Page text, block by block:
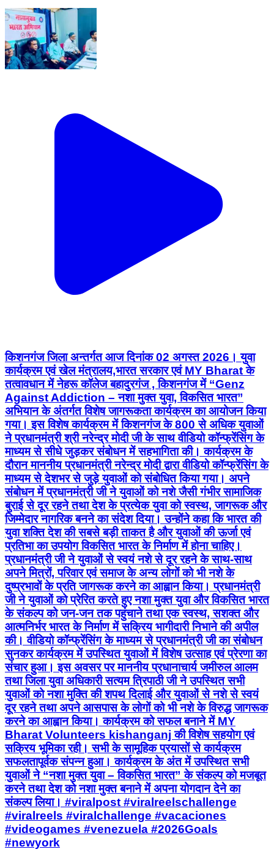
किशनगंज जिला अन्तर्गत आज दिनांक 02 अगस्त 2026। युवा
कार्यक्रम एवं खेल मंत्रालय,भारत सरकार एवं MY Bharat के
तत्वावधान में नेहरू कॉलेज बहादुरगंज , किशनगंज में “Genz
Against Addiction – नशा मुक्त युवा, विकसित भारत”
अभियान के अंतर्गत विशेष जागरूकता कार्यक्रम का आयोजन किया
गया। इस विशेष कार्यक्रम में किशनगंज के 800 से अधिक युवाओं
ने प्रधानमंत्री श्री नरेन्द्र मोदी जी के साथ वीडियो कॉन्फ्रेंसिंग के
माध्यम से सीधे जुड़कर संबोधन में सहभागिता की। कार्यक्रम के
दौरान माननीय प्रधानमंत्री नरेन्द्र मोदी द्वारा वीडियो कॉन्फ्रेंसिंग के
माध्यम से देशभर से जुड़े युवाओं को संबोधित किया गया। अपने
संबोधन में प्रधानमंत्री जी ने युवाओं को नशे जैसी गंभीर सामाजिक
बुराई से दूर रहने तथा देश के प्रत्येक युवा को स्वस्थ, जागरूक और
जिम्मेदार नागरिक बनने का संदेश दिया। उन्होंने कहा कि भारत की
युवा शक्ति देश की सबसे बड़ी ताकत है और युवाओं की ऊर्जा एवं
प्रतिभा का उपयोग विकसित भारत के निर्माण में होना चाहिए।
प्रधानमंत्री जी ने युवाओं से स्वयं नशे से दूर रहने के साथ-साथ
अपने मित्रों, परिवार एवं समाज के अन्य लोगों को भी नशे के
दुष्प्रभावों के प्रति जागरूक करने का आह्वान किया। प्रधानमंत्री
जी ने युवाओं को प्रेरित करते हुए नशा मुक्त युवा और विकसित भारत
के संकल्प को जन-जन तक पहुंचाने तथा एक स्वस्थ, सशक्त और
आत्मनिर्भर भारत के निर्माण में सक्रिय भागीदारी निभाने की अपील
की। वीडियो कॉन्फ्रेंसिंग के माध्यम से प्रधानमंत्री जी का संबोधन
सुनकर कार्यक्रम में उपस्थित युवाओं में विशेष उत्साह एवं प्रेरणा का
संचार हुआ। इस अवसर पर माननीय प्रधानाचार्य जमीरुल आलम
तथा जिला युवा अधिकारी सत्यम त्रिपाठी जी ने उपस्थित सभी
युवाओं को नशा मुक्ति की शपथ दिलाई और युवाओं से नशे से स्वयं
दूर रहने तथा अपने आसपास के लोगों को भी नशे के विरुद्ध जागरूक
करने का आह्वान किया। कार्यक्रम को सफल बनाने में MY
Bharat Volunteers kishanganj की विशेष सहयोग एवं
सक्रिय भूमिका रही। सभी के सामूहिक प्रयासों से कार्यक्रम
सफलतापूर्वक संपन्न हुआ। कार्यक्रम के अंत में उपस्थित सभी
युवाओं ने “नशा मुक्त युवा – विकसित भारत” के संकल्प को मजबूत
करने तथा देश को नशा मुक्त बनाने में अपना योगदान देने का
संकल्प लिया। #viralpost #viralreelschallenge
#viralreels #viralchallenge #vacaciones
#videogames #venezuela #2026Goals
#newyork